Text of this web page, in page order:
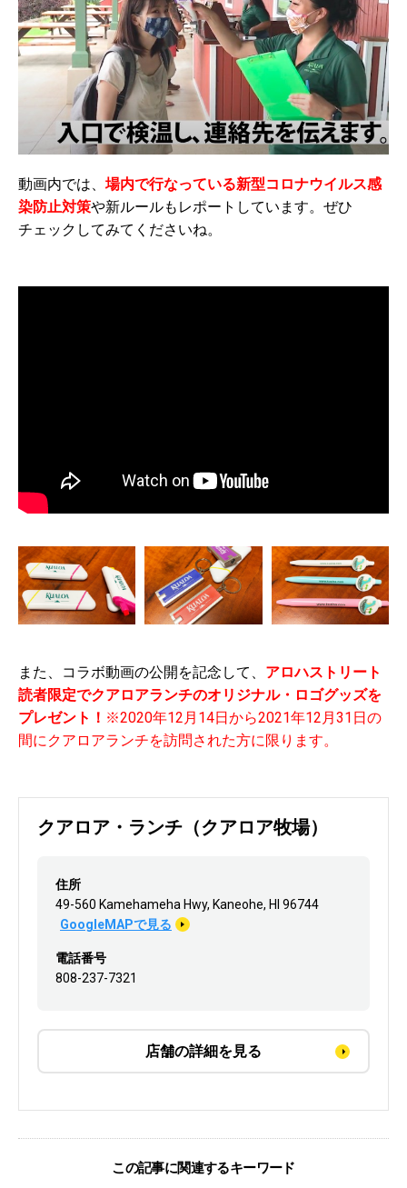
動画内では、 場内で行なっている新型コロナウイルス感
染防止対策や新ルールもレポートしています。ぜひ
チェックしてみてくださいね。
また、コラボ動画の公開を記念して、 アロハストリート
読者限定でクアロアランチのオリジナル・ロゴグッズを
プレゼント！ ※2020年12月14日から2021年12月31日の
間にクアロアランチを訪問された方に限ります。
クアロア・ランチ（クアロア牧場）
住所
49-560 Kamehameha Hwy, Kaneohe, HI 96744
GoogleMAPで見る
電話番号
808-237-7321
店舗の詳細を見る
この記事に関連するキーワード